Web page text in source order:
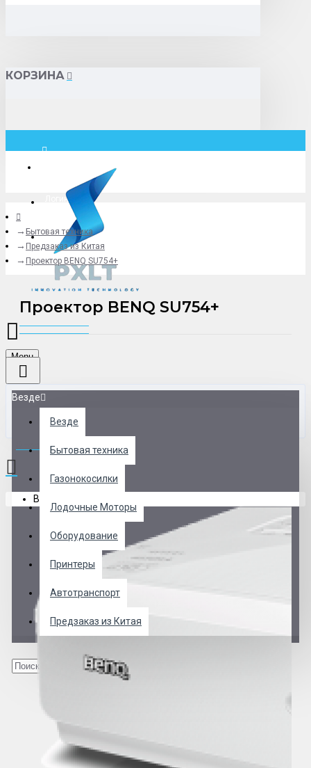
КОРЗИНА
Логин
+79775619766
Menu
Везде
Везде
Бытовая техника
Газонокосилки
Лодочные Моторы
Оборудование
Принтеры
Автотранспорт
Предзаказ из Китая
0 товар(ов) - 0 р.
В корзине пусто!
Бытовая техника
Предзаказ из Китая
Проектор BENQ SU754+
Проектор BENQ SU754+